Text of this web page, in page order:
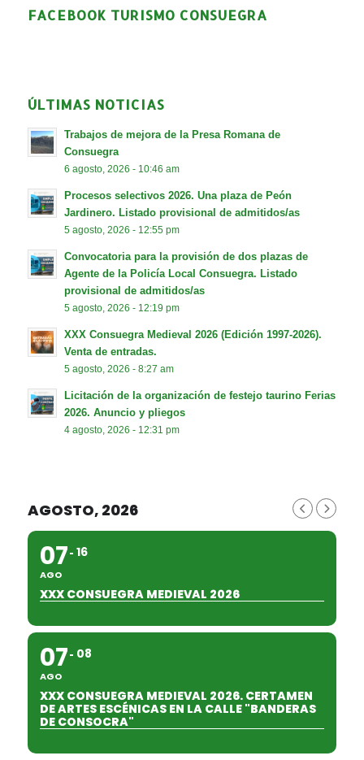
FACEBOOK TURISMO CONSUEGRA
ÚLTIMAS NOTICIAS
Trabajos de mejora de la Presa Romana de
Consuegra
6 agosto, 2026 - 10:46 am
Procesos selectivos 2026. Una plaza de Peón
Jardinero. Listado provisional de admitidos/as
5 agosto, 2026 - 12:55 pm
Convocatoria para la provisión de dos plazas de
Agente de la Policía Local Consuegra. Listado
provisional de admitidos/as
5 agosto, 2026 - 12:19 pm
XXX Consuegra Medieval 2026 (Edición 1997-2026).
Venta de entradas.
5 agosto, 2026 - 8:27 am
Licitación de la organización de festejo taurino Ferias
2026. Anuncio y pliegos
4 agosto, 2026 - 12:31 pm
AGOSTO, 2026
07
AGO
16
XXX CONSUEGRA MEDIEVAL 2026
07
AGO
08
XXX CONSUEGRA MEDIEVAL 2026. CERTAMEN
DE ARTES ESCÉNICAS EN LA CALLE "BANDERAS
DE CONSOCRA"